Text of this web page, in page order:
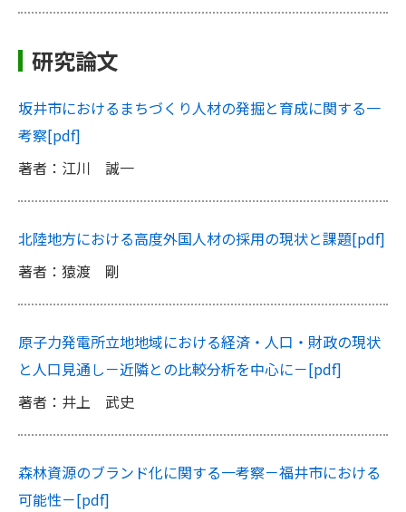
研究論文
坂井市におけるまちづくり人材の発掘と育成に関する一
考察[pdf]
著者：江川 誠一
北陸地方における高度外国人材の採用の現状と課題[pdf]
著者：猿渡 剛
原子力発電所立地地域における経済・人口・財政の現状
と人口見通し－近隣との比較分析を中心に－[pdf]
著者：井上 武史
森林資源のブランド化に関する一考察－福井市における
可能性－[pdf]